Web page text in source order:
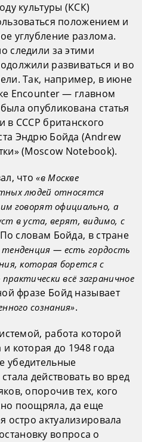
культуры (КСК)
положением и
углубление разлома.
следили за этими
развиваться и во
Так, например, в июне
Encounter — главном
опубликована статья
в СССР британского
Эндрю Бойда (Andrew
(Moscow Notebook).
что«в Москве
людей относятся
говорят официально, а
в уста, верят, видимо, с
словам Бойда, в стране
— есть гордость
которая борется с
всё заграничное
фразе Бойд называет
сознания».
работа которой
которая до 1948 года
убедительные
действовать во вред
опорочив тех, кого
поощряла, да еще
остро актуализировала
вопроса о